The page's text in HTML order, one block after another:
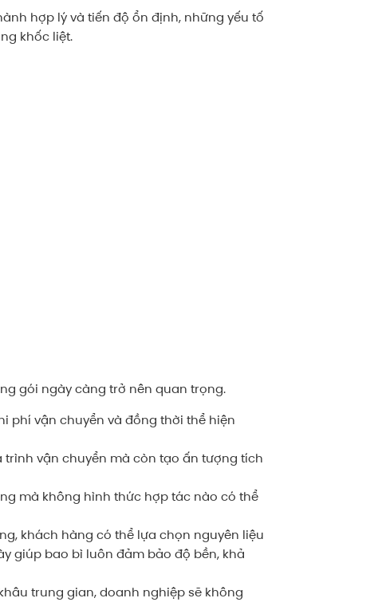
hợp lý và tiến độ ổn định, những yếu tố
khốc liệt.
gói ngày càng trở nên quan trọng.
phí vận chuyển và đồng thời thể hiện
vận chuyển mà còn tạo ấn tượng tích
mà không hình thức hợp tác nào có thể
khách hàng có thể lựa chọn nguyên liệu
giúp bao bì luôn đảm bảo độ bền, khả
trung gian, doanh nghiệp sẽ không